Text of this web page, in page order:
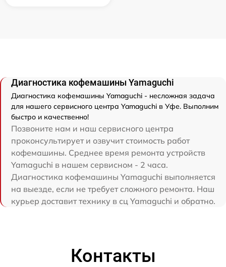
Диагностика кофемашины Yamaguchi
Диагностика кофемашины Yamaguchi - несложная задача
для нашего сервисного центра Yamaguchi в Уфе. Выполним
быстро и качественно!
Позвоните нам и наш сервисного центра
проконсультирует и озвучит стоимость работ
кофемашины. Среднее время ремонта устройств
Yamaguchi в нашем сервисном - 2 часа.
Диагностика кофемашины Yamaguchi выполняется
на выезде, если не требует сложного ремонта. Наш
курьер доставит технику в сц Yamaguchi и обратно.
Контакты